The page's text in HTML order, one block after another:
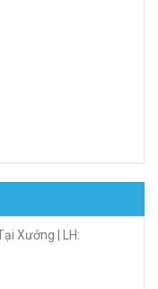
Xưởng | LH: